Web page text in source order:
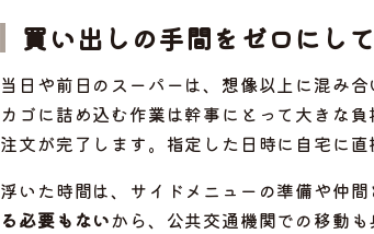
買い出しの手間をゼロにし
当日や前日のスーパーは、想像以上に混み
カゴに詰め込む作業は幹事にとって大きな
注文が完了します。指定した日時に自宅に直
浮いた時間は、サイドメニューの準備や仲間
る必要もないから、公共交通機関での移動